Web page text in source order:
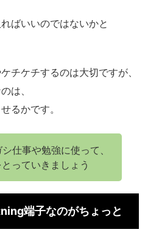
ばいいのではないかと
チケチするのは大切ですが、
は、
るかです。
仕事や勉強に使って、
っていきましょう
端子なのがちょっと